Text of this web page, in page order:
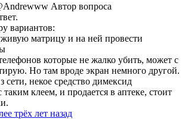
Автор вопроса
вариантов:
матрицу и на ней провести
которые не жалко убить, может с
Но там вроде экран немного другой.
некое средство димексид
таким клеем, и продается в аптеке, стоит
трёх лет назад